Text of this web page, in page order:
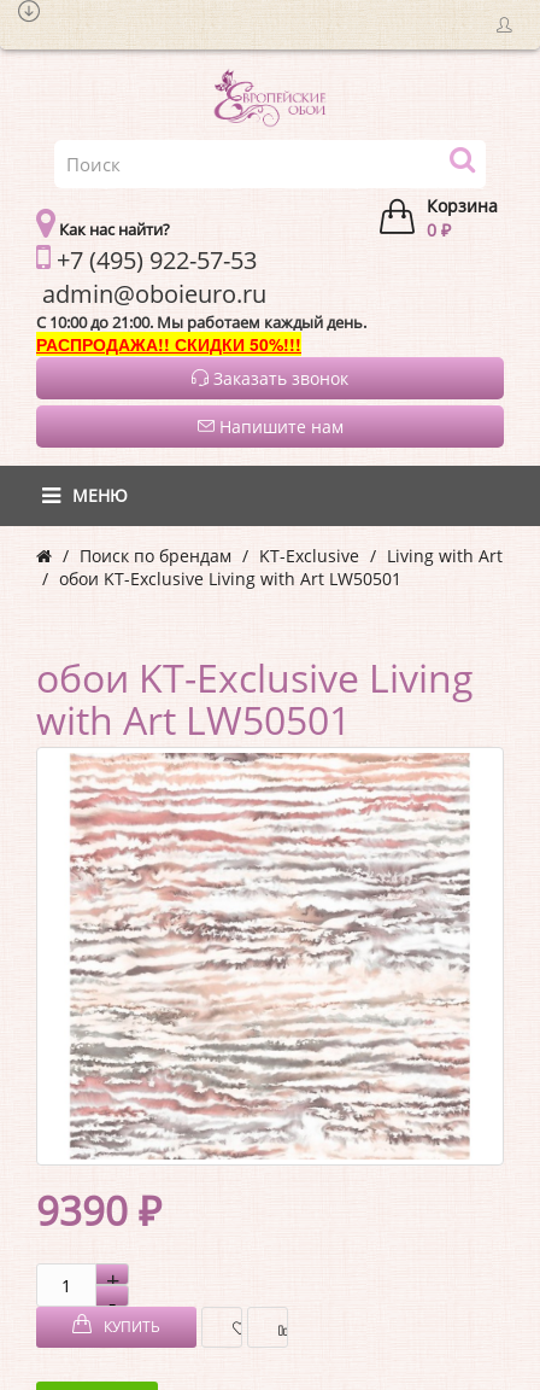
Корзина
0 ₽
Как нас найти?
+7 (495) 922-57-53
C 10:00 до 21:00. Мы работаем каждый день.
РАСПРОДАЖА!! СКИДКИ 50%!!!
Заказать звонок
Напишите нам
МЕНЮ
Поиск по брендам KT-Exclusive
Living with Art
обои KT-Exclusive Living with Art LW50501
обои KT-Exclusive Living
with Art LW50501
9390 ₽
КУПИТЬ